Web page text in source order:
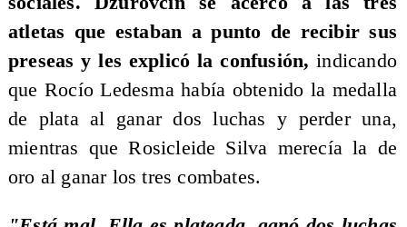
atletas que estaban a punto de recibir sus
preseas y les explicó la confusión, indicando
que Rocío Ledesma había obtenido la medalla
de plata al ganar dos luchas y perder una,
mientras que Rosicleide Silva merecía la de
oro al ganar los tres combates.